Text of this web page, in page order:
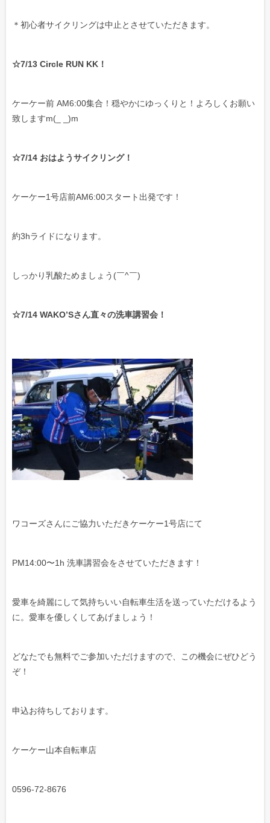
＊初心者サイクリングは中止とさせていただきます。
☆7/13 Circle RUN KK！
ケーケー前 AM6:00集合！穏やかにゆっくりと！よろしくお願い
致しますm(_ _)m
☆7/14 おはようサイクリング！
ケーケー1号店前AM6:00スタート出発です！
約3hライドになります。
しっかり乳酸ためましょう(￣^￣)ゞ
☆7/14 WAKO’Sさん直々の洗車講習会！
ワコーズさんにご協力いただきケーケー1号店にて
PM14:00〜1h 洗車講習会をさせていただきます！
愛車を綺麗にして気持ちいい自転車生活を送っていただけるよう
に。愛車を優しくしてあげましょう！
どなたでも無料でご参加いただけますので、この機会にぜひどう
ぞ！
申込お待ちしております。
ケーケー山本自転車店
0596-72-8676